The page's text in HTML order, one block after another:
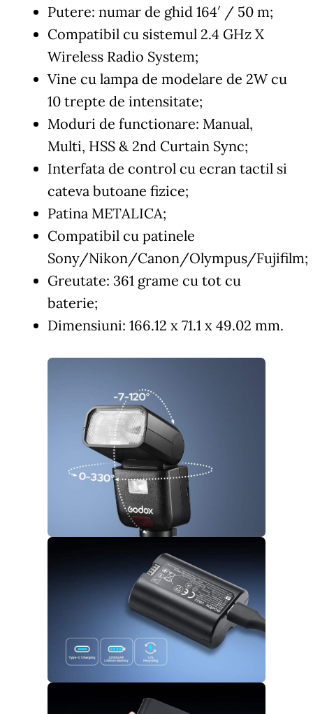
Putere: numar de ghid 164′ / 50 m;
Compatibil cu sistemul 2.4 GHz X
Wireless Radio System;
Vine cu lampa de modelare de 2W cu
10 trepte de intensitate;
Moduri de functionare: Manual,
Multi, HSS & 2nd Curtain Sync;
Interfata de control cu ecran tactil si
cateva butoane fizice;
Patina METALICA;
Compatibil cu patinele
Sony/Nikon/Canon/Olympus/Fujifilm;
Greutate: 361 grame cu tot cu
baterie;
Dimensiuni: 166.12 x 71.1 x 49.02 mm.